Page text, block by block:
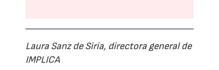
Laura Sanz de Siria, directora general de
IMPLICA